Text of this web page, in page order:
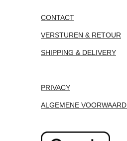
CONTACT
VERSTUREN & RETOUR
SHIPPING & DELIVERY
PRIVACY
ALGEMENE